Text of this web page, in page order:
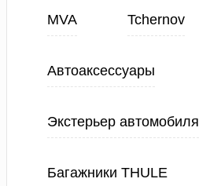
MVA Tchernov
Автоаксессуары
Экстерьер автомобиля
Багажники THULE